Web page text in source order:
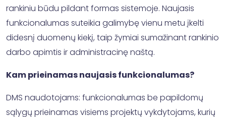
rankiniu būdu pildant formas sistemoje. Naujasis
funkcionalumas suteikia galimybę vienu metu įkelti
didesnį duomenų kiekį, taip žymiai sumažinant rankinio
darbo apimtis ir administracinę naštą.
Kam prieinamas naujasis funkcionalumas?
DMS naudotojams: funkcionalumas be papildomų
sąlygų prieinamas visiems projektų vykdytojams, kurių